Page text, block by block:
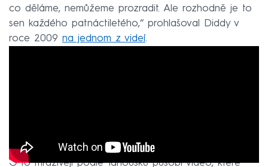
co děláme, nemůžeme prozradit. Ale rozhodně je to
sen každého patnáctiletého,“ prohlašoval Diddy v
roce 2009 na jednom z videí.
O to mrazivěji podle fanoušků působí video, které